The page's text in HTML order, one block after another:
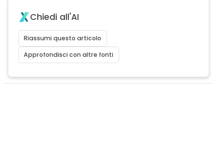
Chiedi all'AI
Riassumi questo articolo
Approfondisci con altre fonti